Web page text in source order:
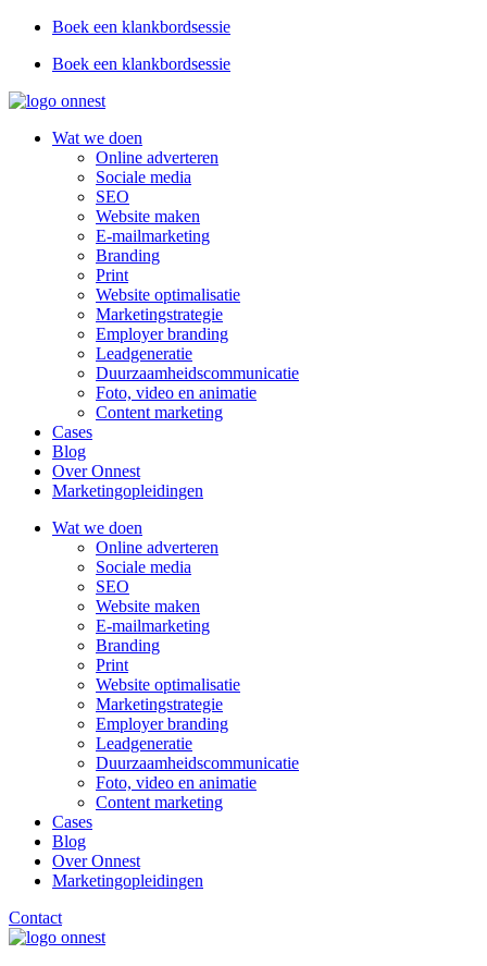
Boek een klankbordsessie
Boek een klankbordsessie
Wat we doen
Online adverteren
Sociale media
SEO
Website maken
E-mailmarketing
Branding
Print
Website optimalisatie
Marketingstrategie
Employer branding
Leadgeneratie
Duurzaamheidscommunicatie
Foto, video en animatie
Content marketing
Cases
Blog
Over Onnest
Marketingopleidingen
Wat we doen
Online adverteren
Sociale media
SEO
Website maken
E-mailmarketing
Branding
Print
Website optimalisatie
Marketingstrategie
Employer branding
Leadgeneratie
Duurzaamheidscommunicatie
Foto, video en animatie
Content marketing
Cases
Blog
Over Onnest
Marketingopleidingen
Contact